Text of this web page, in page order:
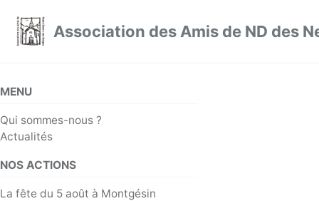
Association des Amis de ND des
MENU
Qui sommes-nous ?
Actualités
NOS ACTIONS
La fête du 5 août à Montgésin